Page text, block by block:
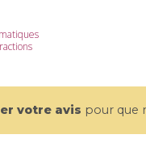
votre avis pour que